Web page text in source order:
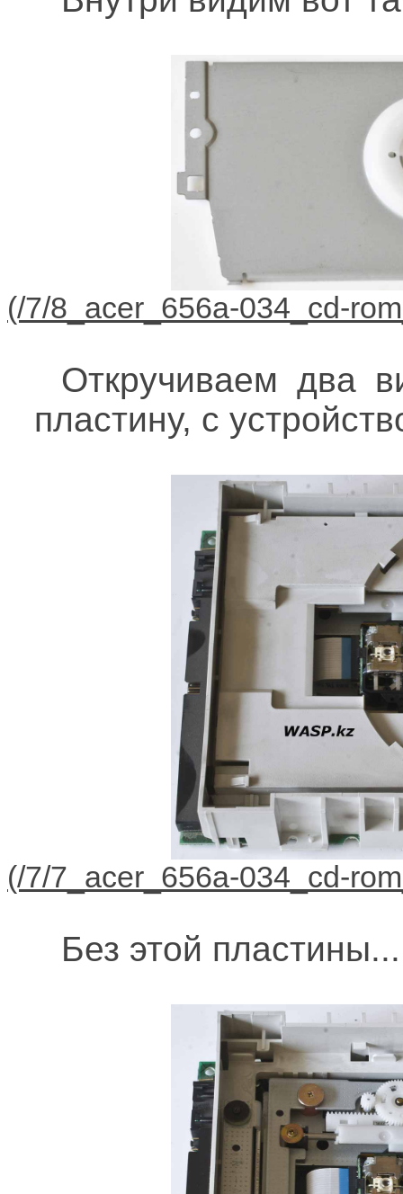
Откручиваем два
пластину, с
Без этой пластины...